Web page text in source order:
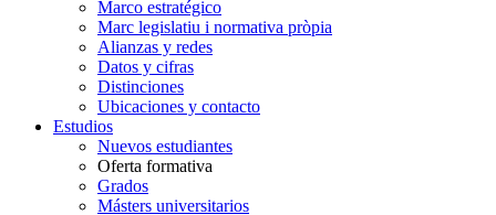
Marco estratégico
Marc legislatiu i normativa pròpia
Alianzas y redes
Datos y cifras
Distinciones
Ubicaciones y contacto
Estudios
Nuevos estudiantes
Oferta formativa
Grados
Másters universitarios